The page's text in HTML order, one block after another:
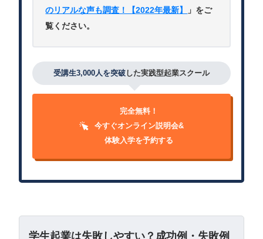
のリアルな声も調査！【2022年最新】
」をご
覧ください。
受講生3,000人を突破 した実践型起業スクール
完全無料！
今すぐオンライン説明会&
体験入学を予約する
学生起業は失敗しやすい？成功例・失敗例